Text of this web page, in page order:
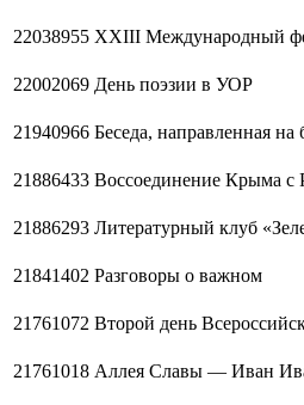
22038955 XXIII Международный
22002069 День поэзии в УОР
21940966 Беседа, направленная
21886433 Воссоединение Крыма
21886293 Литературный клуб
21841402 Разговоры о важном
21761072 Второй день
21761018 Аллея Славы — Иван